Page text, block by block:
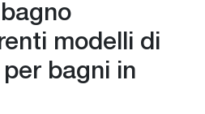
modelli di
bagni in